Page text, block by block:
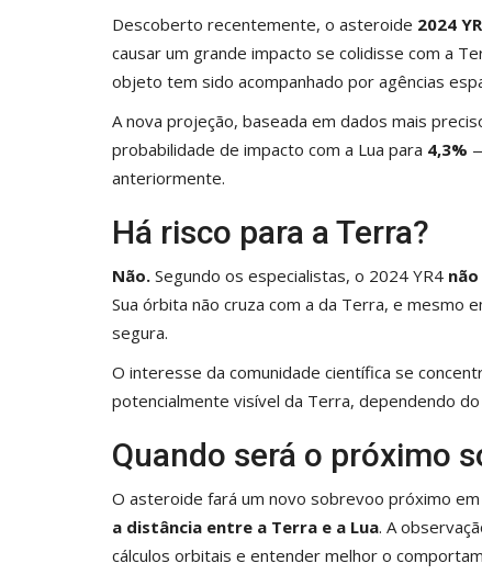
Descoberto recentemente, o asteroide 2024
causar um grande impacto se colidisse com a
objeto tem sido acompanhado por agências
A nova projeção, baseada em dados mais
probabilidade de impacto com a Lua para 4,3%
anteriormente.
Há risco para a Terra?
Não. Segundo os especialistas, o 2024 YR4
Sua órbita não cruza com a da Terra, e mesmo
segura.
O interesse da comunidade científica se
potencialmente visível da Terra, dependendo
Quando será o próximo
O asteroide fará um novo sobrevoo próximo em
a distância entre a Terra e a Lua. A
cálculos orbitais e entender melhor o